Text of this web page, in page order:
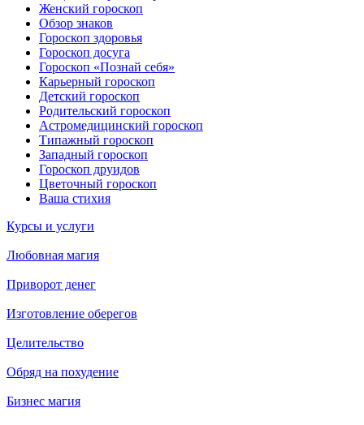
Женский гороскоп
Обзор знаков
Гороскоп здоровья
Гороскоп досуга
Гороскоп «Познай себя»
Карьерный гороскоп
Детский гороскоп
Родительский гороскоп
Астромедицинский гороскоп
Типажный гороскоп
Западный гороскоп
Гороскоп друидов
Цветочный гороскоп
Ваша стихия
Курсы и услуги
Любовная магия
Приворот денег
Изготовление оберегов
Целительство
Обряд на похудение
Бизнес магия